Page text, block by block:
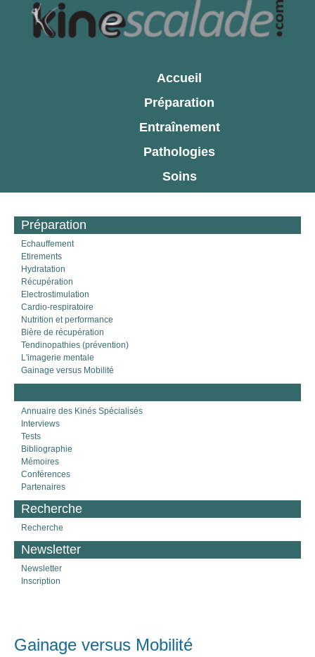
Accueil
Préparation
Entraînement
Pathologies
Soins
Préparation
Echauffement
Etirements
Hydratation
Récupération
Electrostimulation
Cardio-respiratoire
Nutrition et performance
Bière de récupération
Tendinopathies (prévention)
L'imagerie mentale
Gainage versus Mobilité
Annuaire des Kinés Spécialisés
Interviews
Tests
Bibliographie
Mémoires
Conférences
Partenaires
Recherche
Recherche
Newsletter
Newsletter
Inscription
Gainage versus Mobilité